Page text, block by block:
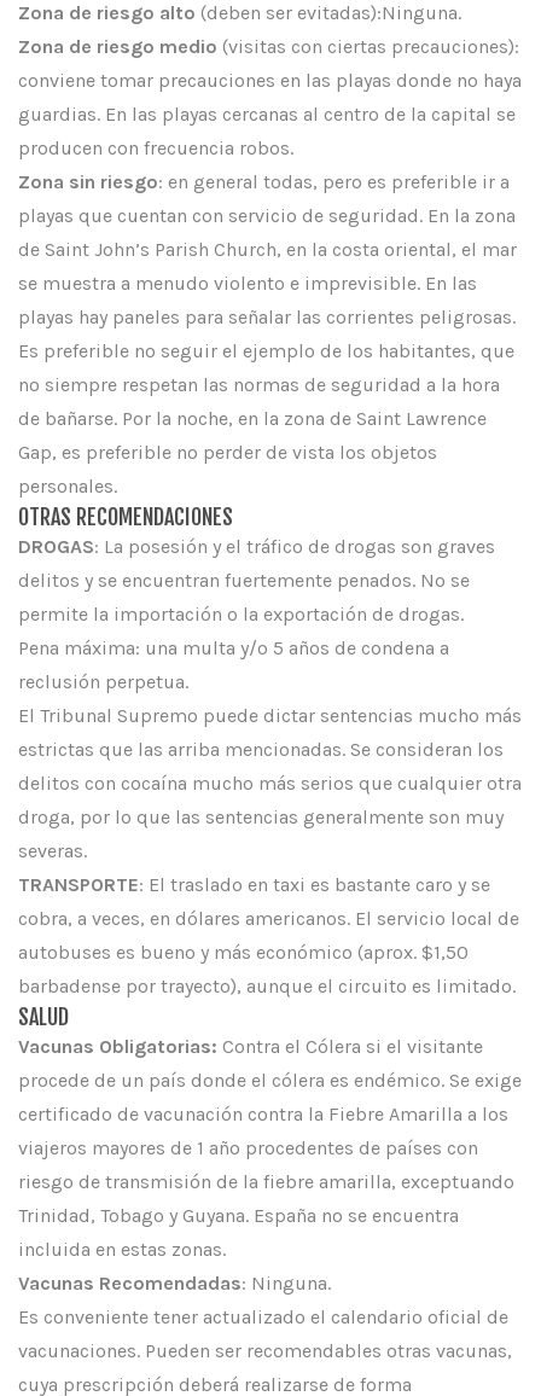
Zona de riesgo alto (deben ser evitadas):Ninguna.
Zona de riesgo medio (visitas con ciertas precauciones):
conviene tomar precauciones en las playas donde no haya
guardias. En las playas cercanas al centro de la capital se
producen con frecuencia robos.
Zona sin riesgo: en general todas, pero es preferible ir a
playas que cuentan con servicio de seguridad. En la zona
de Saint John’s Parish Church, en la costa oriental, el mar
se muestra a menudo violento e imprevisible. En las
playas hay paneles para señalar las corrientes peligrosas.
Es preferible no seguir el ejemplo de los habitantes, que
no siempre respetan las normas de seguridad a la hora
de bañarse. Por la noche, en la zona de Saint Lawrence
Gap, es preferible no perder de vista los objetos
personales.
OTRAS RECOMENDACIONES
DROGAS: La posesión y el tráfico de drogas son graves
delitos y se encuentran fuertemente penados. No se
permite la importación o la exportación de drogas.
Pena máxima: una multa y/o 5 años de condena a
reclusión perpetua.
El Tribunal Supremo puede dictar sentencias mucho más
estrictas que las arriba mencionadas. Se consideran los
delitos con cocaína mucho más serios que cualquier otra
droga, por lo que las sentencias generalmente son muy
severas.
TRANSPORTE: El traslado en taxi es bastante caro y se
cobra, a veces, en dólares americanos. El servicio local de
autobuses es bueno y más económico (aprox. $1,50
barbadense por trayecto), aunque el circuito es limitado.
SALUD
Vacunas Obligatorias: Contra el Cólera si el visitante
procede de un país donde el cólera es endémico. Se exige
certificado de vacunación contra la Fiebre Amarilla a los
viajeros mayores de 1 año procedentes de países con
riesgo de transmisión de la fiebre amarilla, exceptuando
Trinidad, Tobago y Guyana. España no se encuentra
incluida en estas zonas.
Vacunas Recomendadas: Ninguna.
Es conveniente tener actualizado el calendario oficial de
vacunaciones. Pueden ser recomendables otras vacunas,
cuya prescripción deberá realizarse de forma